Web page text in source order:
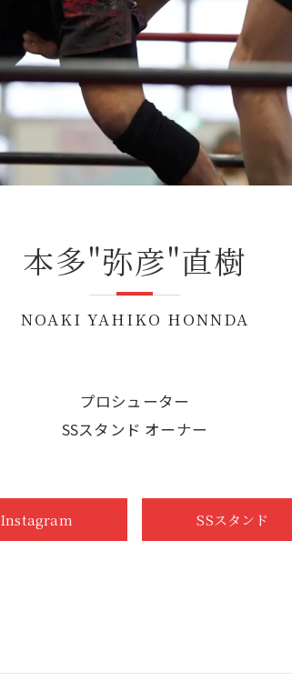
本多"弥彦"直樹
NOAKI YAHIKO HONNDA
プロシューター
SSスタンド オーナー
Instagram SSスタンド